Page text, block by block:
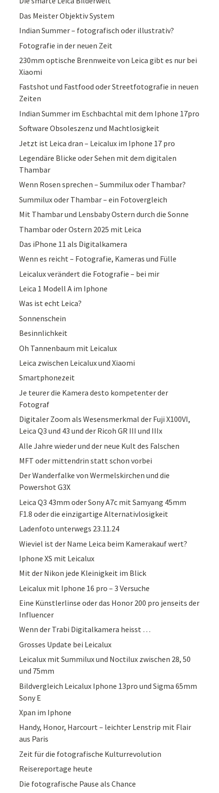
Das Meister Objektiv System
Indian Summer – fotografisch oder illustrativ?
Fotografie in der neuen Zeit
230mm optische Brennweite von Leica gibt es nur bei
Xiaomi
Fastshot und Fastfood oder Streetfotografie in neuen
Zeiten
Indian Summer im Eschbachtal mit dem Iphone 17pro
Software Obsoleszenz und Machtlosigkeit
Jetzt ist Leica dran – Leicalux im Iphone 17 pro
Legendäre Blicke oder Sehen mit dem digitalen
Thambar
Wenn Rosen sprechen – Summilux oder Thambar?
Summilux oder Thambar – ein Fotovergleich
Mit Thambar und Lensbaby Ostern durch die Sonne
Thambar oder Ostern 2025 mit Leica
Das iPhone 11 als Digitalkamera
Wenn es reicht – Fotografie, Kameras und Fülle
Leicalux verändert die Fotografie – bei mir
Leica 1 Modell A im Iphone
Was ist echt Leica?
Sonnenschein
Besinnlichkeit
Oh Tannenbaum mit Leicalux
Leica zwischen Leicalux und Xiaomi
Smartphonezeit
Je teurer die Kamera desto kompetenter der
Fotograf
Digitaler Zoom als Wesensmerkmal der Fuji X100VI,
Leica Q3 und 43 und der Ricoh GR III und IIIx
Alle Jahre wieder und der neue Kult des Falschen
MFT oder mittendrin statt schon vorbei
Der Wanderfalke von Wermelskirchen und die
Powershot G3X
Leica Q3 43mm oder Sony A7c mit Samyang 45mm
F1.8 oder die einzigartige Alternativlosigkeit
Ladenfoto unterwegs 23.11.24
Wieviel ist der Name Leica beim Kamerakauf wert?
Iphone XS mit Leicalux
Mit der Nikon jede Kleinigkeit im Blick
Leicalux mit Iphone 16 pro – 3 Versuche
Eine Künstlerlinse oder das Honor 200 pro jenseits der
Influencer
Wenn der Trabi Digitalkamera heisst …
Grosses Update bei Leicalux
Leicalux mit Summilux und Noctilux zwischen 28, 50
und 75mm
Bildvergleich Leicalux Iphone 13pro und Sigma 65mm
Sony E
Xpan im Iphone
Handy, Honor, Harcourt – leichter Lenstrip mit Flair
aus Paris
Zeit für die fotografische Kulturrevolution
Reisereportage heute
Die fotografische Pause als Chance